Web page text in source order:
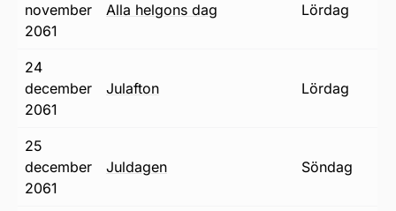
november
2061
alla helgons dag lördag
24
december
2061
julafton lördag
25
december
2061
juldagen söndag